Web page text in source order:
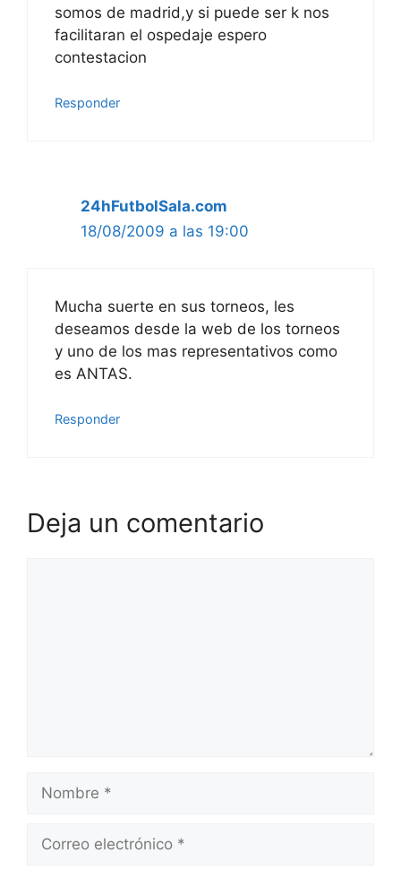
somos de madrid,y si puede ser k nos
facilitaran el ospedaje espero
contestacion
Responder
24hFutbolSala.com
18/08/2009 a las 19:00
Mucha suerte en sus torneos, les
deseamos desde la web de los torneos
y uno de los mas representativos como
es ANTAS.
Responder
Deja un comentario
electrónico